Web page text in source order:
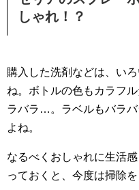
しゃれ！？
購入した洗剤などは、い
ね。ボトルの色もカラフ
ラバラ…。ラベルもバラ
よね。
なるべくおしゃれに生活
っておくと、今度は掃除